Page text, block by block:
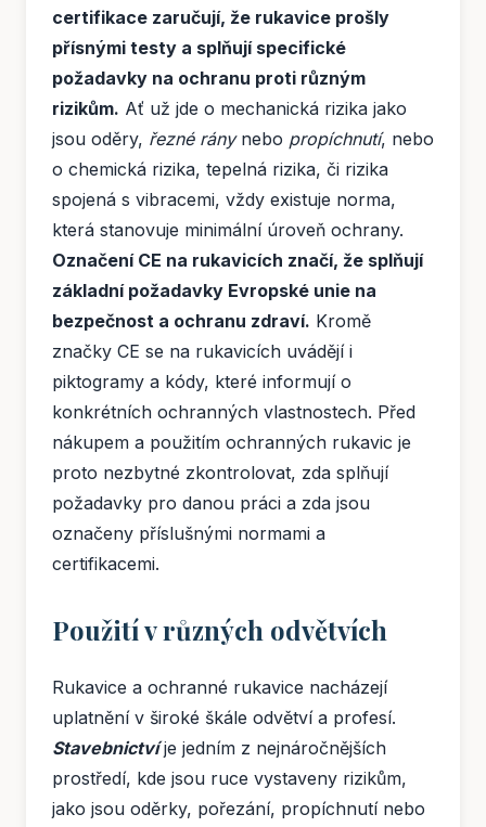
certifikace zaručují, že rukavice prošly
přísnými testy a splňují specifické
požadavky na ochranu proti různým
rizikům. Ať už jde o mechanická rizika jako
jsou oděry, řezné ránynebo propíchnutí, nebo
o chemická rizika, tepelná rizika, či rizika
spojená s vibracemi, vždy existuje norma,
která stanovuje minimální úroveň ochrany.
Označení CE na rukavicích značí, že splňují
základní požadavky Evropské unie na
bezpečnost a ochranu zdraví. Kromě
značky CE se na rukavicích uvádějí i
piktogramy a kódy, které informují o
konkrétních ochranných vlastnostech. Před
nákupem a použitím ochranných rukavic je
proto nezbytné zkontrolovat, zda splňují
požadavky pro danou práci a zda jsou
označeny příslušnými normami a
certifikacemi.
Použití v různých odvětvích
Rukavice a ochranné rukavice nacházejí
uplatnění v široké škále odvětví a profesí.
Stavebnictvíje jedním z nejnáročnějších
prostředí, kde jsou ruce vystaveny rizikům,
jako jsou oděrky, pořezání, propíchnutí nebo